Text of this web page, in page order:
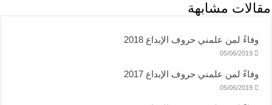
مقالات مشابهة
وفاءً لمن علمني حروف الإبداع 2018
05/06/2019
وفاءً لمن علمني حروف الإبداع 2017
05/06/2019